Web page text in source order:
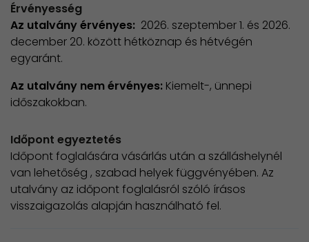
Érvényesség
Az utalvány érvényes: 2026. szeptember 1. és 2026.
december 20. között hétköznap és hétvégén
egyaránt.
Az utalvány nem érvényes: Kiemelt-, ünnepi
időszakokban.
Időpont egyeztetés
Időpont foglalására vásárlás után a szálláshelynél
van lehetőség , szabad helyek függvényében. Az
utalvány az időpont foglalásról szóló írásos
visszaigazolás alapján használható fel.